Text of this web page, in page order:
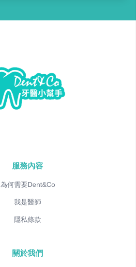
服務內容
為何需要Dent&Co
我是醫師
隱私條款
關於我們